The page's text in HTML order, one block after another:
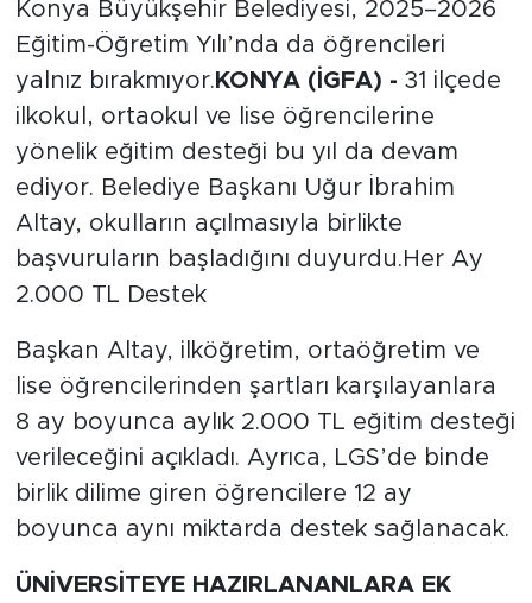
Konya Büyükşehir Belediyesi, 2025–2026
Eğitim-Öğretim Yılı’nda da öğrencileri
yalnız bırakmıyor. KONYA (İGFA) - 31 ilçede
ilkokul, ortaokul ve lise öğrencilerine
yönelik eğitim desteği bu yıl da devam
ediyor. Belediye Başkanı Uğur İbrahim
Altay, okulların açılmasıyla birlikte
başvuruların başladığını duyurdu.Her Ay
2.000 TL Destek
Başkan Altay, ilköğretim, ortaöğretim ve
lise öğrencilerinden şartları karşılayanlara
8 ay boyunca aylık 2.000 TL eğitim desteği
verileceğini açıkladı. Ayrıca, LGS’de binde
birlik dilime giren öğrencilere 12 ay
boyunca aynı miktarda destek sağlanacak.
ÜNİVERSİTEYE HAZIRLANANLARA EK